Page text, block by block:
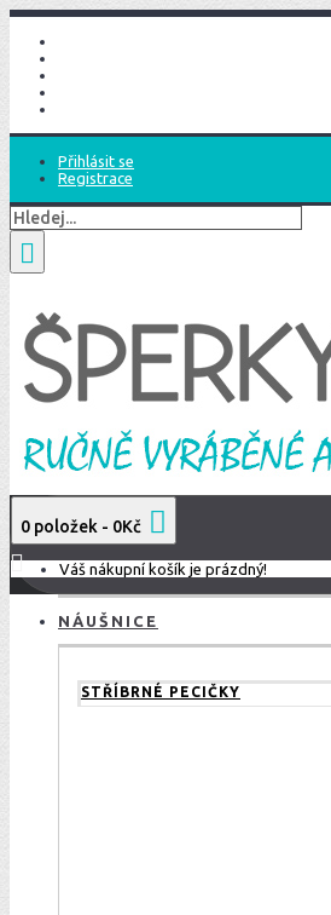
Přihlásit se
Registrace
0 položek - 0Kč
Váš nákupní košík je prázdný!
NÁUŠNICE
STŘÍBRNÉ PECIČKY